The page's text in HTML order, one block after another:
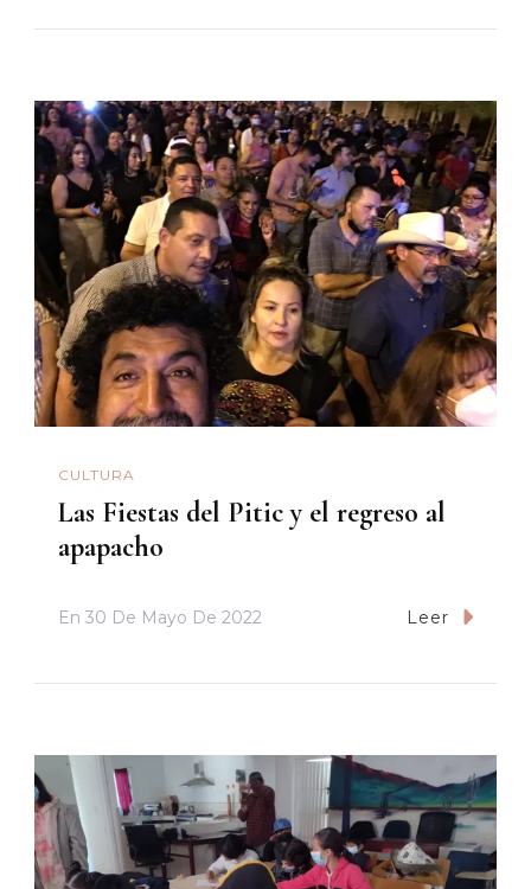
CULTURA
Las Fiestas del Pitic y el regreso al
apapacho
En 30 De Mayo De 2022 Leer